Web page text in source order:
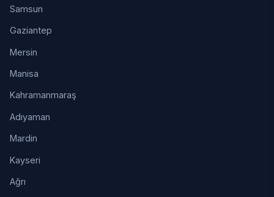
Samsun
Gaziantep
Mersin
Manisa
Kahramanmaraş
Adıyaman
Mardin
Kayseri
Ağrı